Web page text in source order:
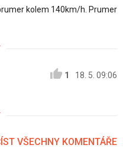
kolem 140km/h. Prumer
1
18. 5. 09:06
VŠECHNY KOMENTÁŘE